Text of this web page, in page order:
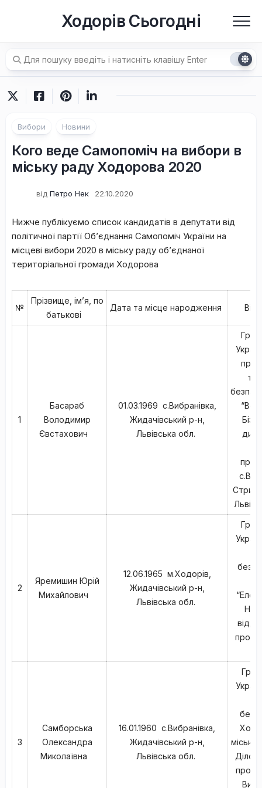
Ходорів Сьогодні
Вибори Новини
Кого веде Самопоміч на вибори в
міську раду Ходорова 2020
від Петро Нек 22.10.2020
Нижче публікуємо список кандидатів в депутати від
політичної партії Об’єднання Самопоміч України на
місцеві вибори 2020 в міську раду об’єднаної
територіальної громади Ходорова
№
Прізвище, ім’я, по
батькові
Дата та місце народження
1
Басараб
Володимир
Євстахович
01.03.1969 с.Вибранівка,
Жидачівський р-н,
Львівська обл.
2
Яремишин Юрій
Михайлович
12.06.1965 м.Ходорів,
Жидачівський р-н,
Львівська обл.
3
Самборська
Олександра
Миколаївна
16.01.1960 с.Вибранівка,
Жидачівський р-н,
Львівська обл.